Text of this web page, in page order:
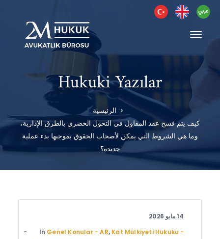
Hukuki Yazılar
الرئيسية
كيف يتم فسخ عقد المقاول في التحول الحضري بالطرق الإدارية،
وما هي الشروط التي يمكن لأصحاب الحقوق بموجبها بدء عملية
جديدة؟
14 مايو 2026
In Genel Konular - AR, Kat Mülkiyeti Hukuku -